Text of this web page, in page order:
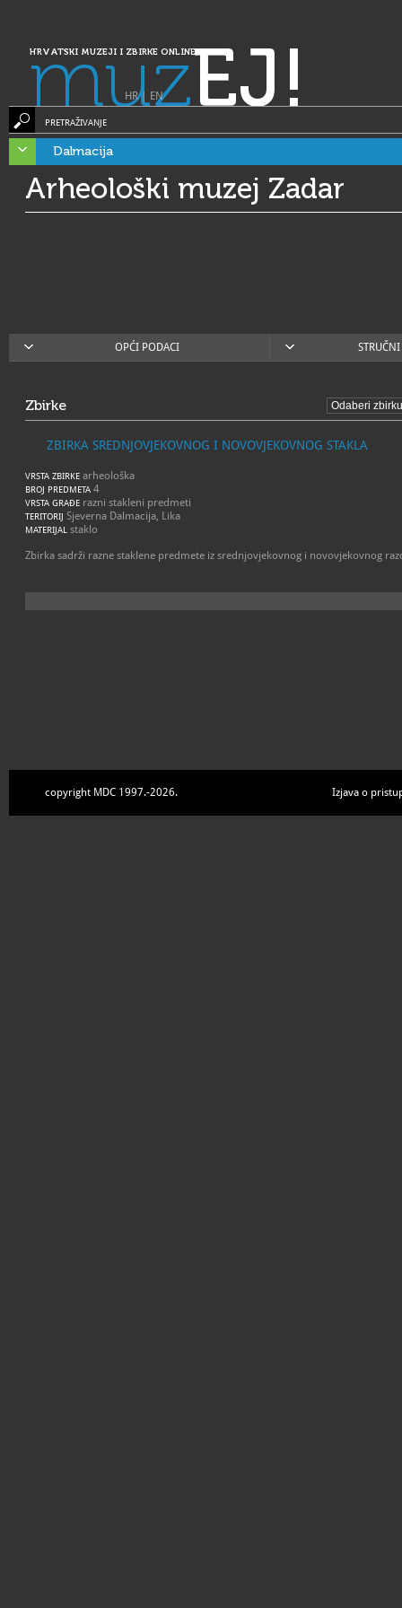
HRVATSKI MUZEJI I ZBIRKE ONLINE
muzEJ!
HR| EN
PRETRAŽIVANJE
Dalmacija
Arheološki muzej Zadar
OPĆI PODACI
Zbirke
ZBIRKA SREDNJOVJEKOVNOG I NOVOVJEKOVNOG STAKLA
VRSTA ZBIRKE arheološka
BROJ PREDMETA 4
VRSTA GRAĐE razni stakleni predmeti
TERITORIJ Sjeverna Dalmacija, Lika
MATERIJAL staklo
Zbirka sadrži razne staklene predmete iz srednjovjekovnog i novovjekovnog
copyright MDC 1997.-2026. Izjava o